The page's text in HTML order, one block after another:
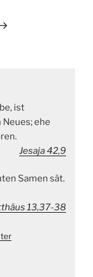
ist
ehe
Jesaja 42,9
Samen sät.
13,37-38